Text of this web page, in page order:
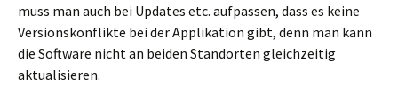
muss man auch bei Updates etc. aufpassen, dass es keine
Versionskonflikte bei der Applikation gibt, denn man kann
die Software nicht an beiden Standorten gleichzeitig
aktualisieren.